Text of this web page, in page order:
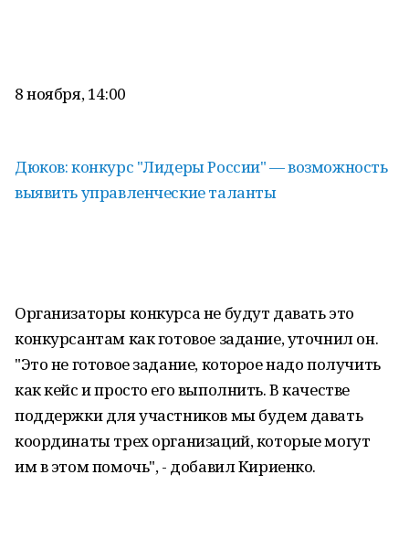
8 ноября, 14:00
Дюков: конкурс "Лидеры России" — возможность
выявить управленческие таланты
Организаторы конкурса не будут давать это
конкурсантам как готовое задание, уточнил он.
"Это не готовое задание, которое надо получить
как кейс и просто его выполнить. В качестве
поддержки для участников мы будем давать
координаты трех организаций, которые могут
им в этом помочь", - добавил Кириенко.